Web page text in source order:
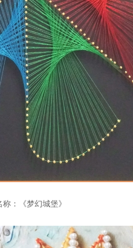
称：《梦幻城堡》